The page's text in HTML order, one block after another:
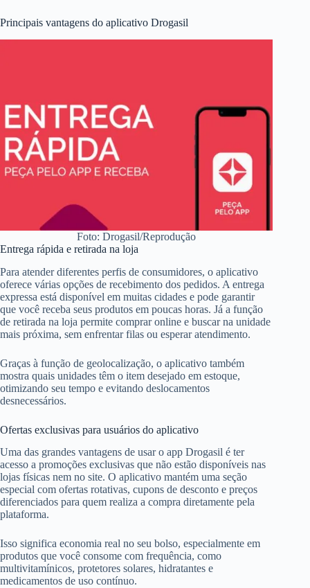
Principais vantagens do aplicativo Drogasil
Foto: Drogasil/Reprodução
Entrega rápida e retirada na loja
Para atender diferentes perfis de consumidores, o aplicativo
oferece várias opções de recebimento dos pedidos. A entrega
expressa está disponível em muitas cidades e pode garantir
que você receba seus produtos em poucas horas. Já a função
de retirada na loja permite comprar online e buscar na unidade
mais próxima, sem enfrentar filas ou esperar atendimento.
Graças à função de geolocalização, o aplicativo também
mostra quais unidades têm o item desejado em estoque,
otimizando seu tempo e evitando deslocamentos
desnecessários.
Ofertas exclusivas para usuários do aplicativo
Uma das grandes vantagens de usar o app Drogasil é ter
acesso a promoções exclusivas que não estão disponíveis nas
lojas físicas nem no site. O aplicativo mantém uma seção
especial com ofertas rotativas, cupons de desconto e preços
diferenciados para quem realiza a compra diretamente pela
plataforma.
Isso significa economia real no seu bolso, especialmente em
produtos que você consome com frequência, como
multivitamínicos, protetores solares, hidratantes e
medicamentos de uso contínuo.